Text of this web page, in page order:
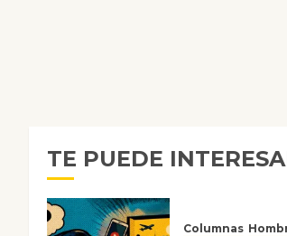
TE PUEDE
Columnas